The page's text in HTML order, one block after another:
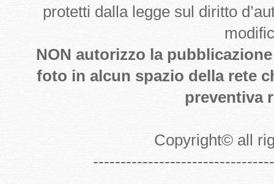
protetti dalla legge sul diritto
NON autorizzo la
foto in alcun spazio della rete
preventiva
Copyright© all